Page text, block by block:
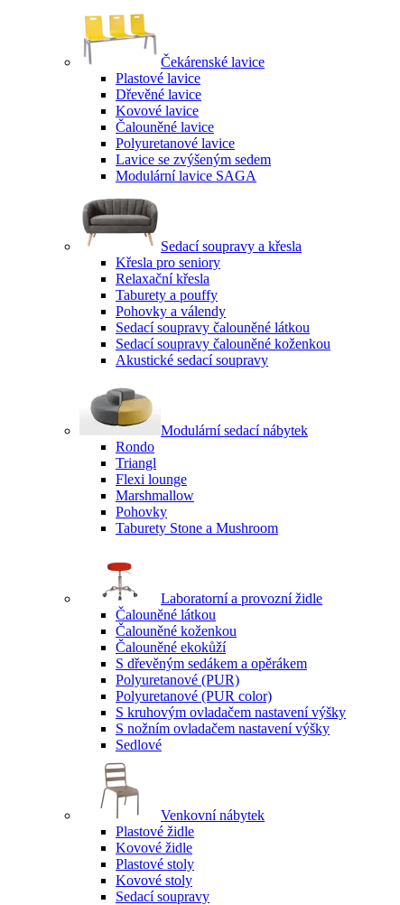
Čekárenské lavice
Plastové lavice
Dřevěné lavice
Kovové lavice
Čalouněné lavice
Polyuretanové lavice
Lavice se zvýšeným sedem
Modulární lavice SAGA
Sedací soupravy a křesla
Křesla pro seniory
Relaxační křesla
Taburety a pouffy
Pohovky a válendy
Sedací soupravy čalouněné látkou
Sedací soupravy čalouněné koženkou
Akustické sedací soupravy
Modulární sedací nábytek
Rondo
Triangl
Flexi lounge
Marshmallow
Pohovky
Taburety Stone a Mushroom
Laboratorní a provozní židle
Čalouněné látkou
Čalouněné koženkou
Čalouněné ekokůží
S dřevěným sedákem a opěrákem
Polyuretanové (PUR)
Polyuretanové (PUR color)
S kruhovým ovladačem nastavení výšky
S nožním ovladačem nastavení výšky
Sedlové
Venkovní nábytek
Plastové židle
Kovové židle
Plastové stoly
Kovové stoly
Sedací soupravy